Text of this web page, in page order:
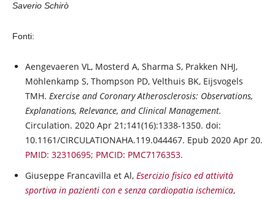
Saverio Schirò
Fonti:
Aengevaeren VL, Mosterd A, Sharma S, Prakken NHJ,
Möhlenkamp S, Thompson PD, Velthuis BK, Eijsvogels
TMH. Exercise and Coronary Atherosclerosis: Observations,
Explanations, Relevance, and Clinical Management.
Circulation. 2020 Apr 21;141(16):1338-1350. doi:
10.1161/CIRCULATIONAHA.119.044467. Epub 2020 Apr 20.
PMID: 32310695; PMCID: PMC7176353.
Giuseppe Francavilla et Al, Esercizio fisico ed attività
sportiva in pazienti con e senza cardiopatia ischemica,